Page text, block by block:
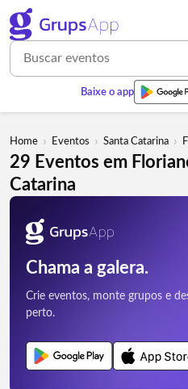
Baixe o app
Home › Eventos › Santa Catarina ›
29 Eventos em
Catarina
Chama a galera.
Crie eventos, monte grupos e
perto.